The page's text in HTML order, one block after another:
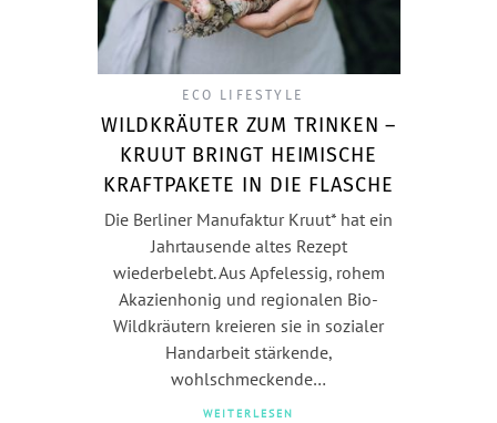
ECO LIFESTYLE
WILDKRÄUTER ZUM TRINKEN –
KRUUT BRINGT HEIMISCHE
KRAFTPAKETE IN DIE FLASCHE
Die Berliner Manufaktur Kruut* hat ein
Jahrtausende altes Rezept
wiederbelebt. Aus Apfelessig, rohem
Akazienhonig und regionalen Bio-
Wildkräutern kreieren sie in sozialer
Handarbeit stärkende,
wohlschmeckende…
WEITERLESEN